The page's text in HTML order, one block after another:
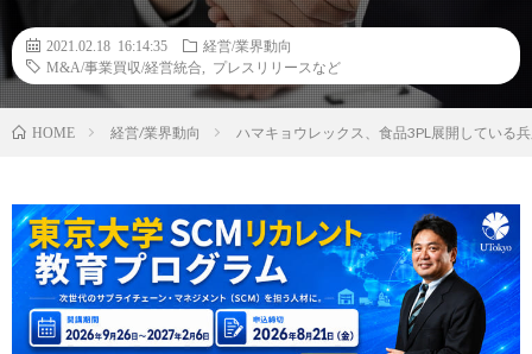
2021.02.18 16:14:35
経営/業界動向
M&A/事業買収/経営統合
プレスリリースなど
HOME 経営/業界動向 ハマキョウレックス、食品3PL展開している